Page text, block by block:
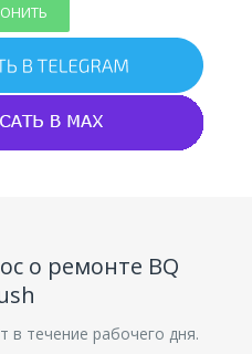
о ремонте BQ
течение рабочего дня.